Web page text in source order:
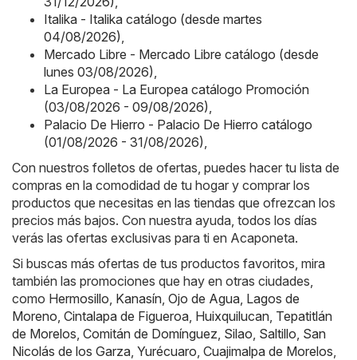
Italika - Italika catálogo (desde martes
04/08/2026),
Mercado Libre - Mercado Libre catálogo (desde
lunes 03/08/2026),
La Europea - La Europea catálogo Promoción
(03/08/2026 - 09/08/2026),
Palacio De Hierro - Palacio De Hierro catálogo
(01/08/2026 - 31/08/2026),
Con nuestros folletos de ofertas, puedes hacer tu lista de
compras en la comodidad de tu hogar y comprar los
productos que necesitas en las tiendas que ofrezcan los
precios más bajos. Con nuestra ayuda, todos los días
verás las ofertas exclusivas para ti en Acaponeta.
Si buscas más ofertas de tus productos favoritos, mira
también las promociones que hay en otras ciudades,
como Hermosillo, Kanasín, Ojo de Agua, Lagos de
Moreno, Cintalapa de Figueroa, Huixquilucan, Tepatitlán
de Morelos, Comitán de Domínguez, Silao, Saltillo, San
Nicolás de los Garza, Yurécuaro, Cuajimalpa de Morelos,